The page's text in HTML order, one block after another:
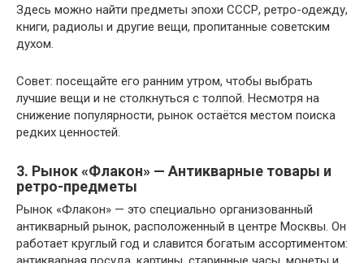
Здесь можно найти предметы эпохи СССР, ретро-одежду,
книги, радиолы и другие вещи, пропитанные советским
духом.
Совет: посещайте его ранним утром, чтобы выбрать
лучшие вещи и не столкнуться с толпой. Несмотря на
снижение популярности, рынок остаётся местом поиска
редких ценностей.
3. Рынок «Флакон» — Антикварные товары и
ретро-предметы
Рынок «Флакон» — это специально организованный
антикварный рынок, расположенный в центре Москвы. Он
работает круглый год и славится богатым ассортиментом: